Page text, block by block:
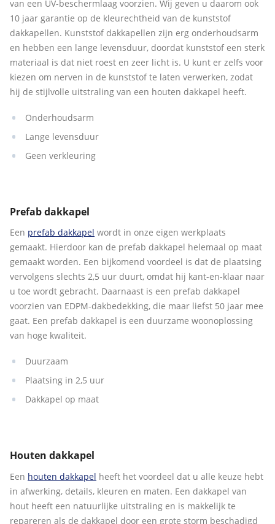
van een UV-beschermlaag voorzien. Wij geven u daarom ook
10 jaar garantie op de kleurechtheid van de kunststof
dakkapellen. Kunststof dakkapellen zijn erg onderhoudsarm
en hebben een lange levensduur, doordat kunststof een sterk
materiaal is dat niet roest en zeer licht is. U kunt er zelfs voor
kiezen om nerven in de kunststof te laten verwerken, zodat
hij de stijlvolle uitstraling van een houten dakkapel heeft.
Onderhoudsarm
Lange levensduur
Geen verkleuring
Prefab dakkapel
Een prefab dakkapel wordt in onze eigen werkplaats
gemaakt. Hierdoor kan de prefab dakkapel helemaal op maat
gemaakt worden. Een bijkomend voordeel is dat de plaatsing
vervolgens slechts 2,5 uur duurt, omdat hij kant-en-klaar naar
u toe wordt gebracht. Daarnaast is een prefab dakkapel
voorzien van EDPM-dakbedekking, die maar liefst 50 jaar mee
gaat. Een prefab dakkapel is een duurzame woonoplossing
van hoge kwaliteit.
Duurzaam
Plaatsing in 2,5 uur
Dakkapel op maat
Houten dakkapel
Een houten dakkapel heeft het voordeel dat u alle keuze hebt
in afwerking, details, kleuren en maten. Een dakkapel van
hout heeft een natuurlijke uitstraling en is makkelijk te
repareren als de dakkapel door een grote storm beschadigd